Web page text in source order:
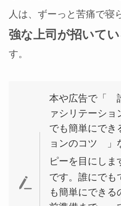
人は、ずーっと苦痛で寝
強な上司が招いて
す。
本や広告で「
ァシリテーシ
でも簡単にでき
ョンのコツ 」
ピーを目にしま
です。誰にでも
も簡単にでき